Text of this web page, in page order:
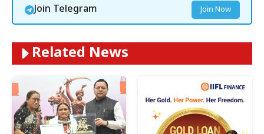
Join Telegram Join Now
Related News